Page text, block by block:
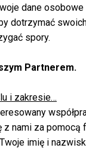
dane
dotrzymać
spory.
Partnerem.
i zakresie…
z nami za pomocą
imię i